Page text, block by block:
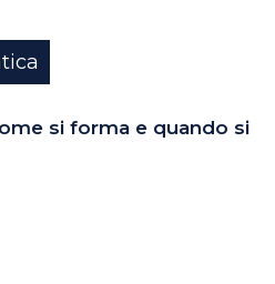
si forma e quando si